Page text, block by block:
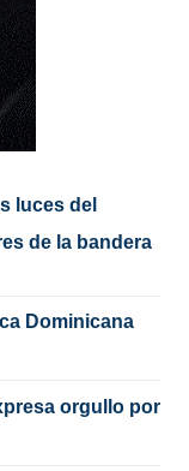
luces del
de la bandera
Dominicana
orgullo por